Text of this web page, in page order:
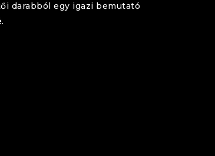
darabból egy igazi bemutató